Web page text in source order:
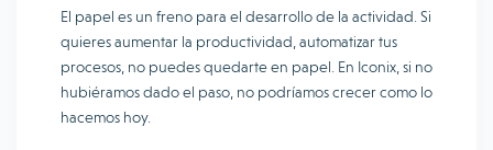
El papel es un freno para el desarrollo de la actividad. Si
quieres aumentar la productividad, automatizar tus
procesos, no puedes quedarte en papel. En Iconix, si no
hubiéramos dado el paso, no podríamos crecer como lo
hacemos hoy.